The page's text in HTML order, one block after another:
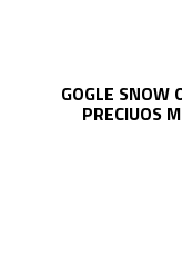
GOGLE SNOW
PRECIUOS